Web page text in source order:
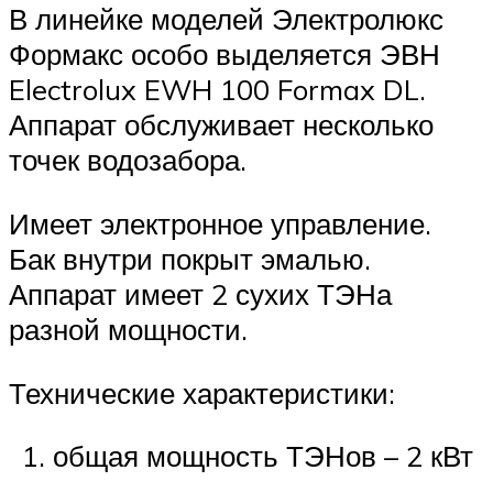
В линейке моделей Электролюкс
Формакс особо выделяется ЭВН
Electrolux EWH 100 Formax DL.
Аппарат обслуживает несколько
точек водозабора.
Имеет электронное управление.
Бак внутри покрыт эмалью.
Аппарат имеет 2 сухих ТЭНа
разной мощности.
Технические характеристики:
общая мощность ТЭНов – 2 кВт